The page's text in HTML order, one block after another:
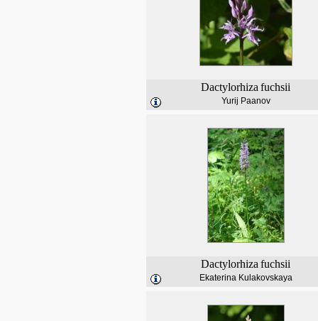
Dactylorhiza fuchsii
Yurij Paanov
Dactylorhiza fuchsii
Ekaterina Kulakovskaya